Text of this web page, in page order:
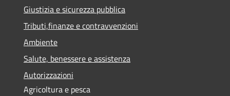
Giustizia e sicurezza pubblica
Tributi,finanze e contravvenzioni
Ambiente
Salute, benessere e assistenza
Autorizzazioni
Agricoltura e pesca